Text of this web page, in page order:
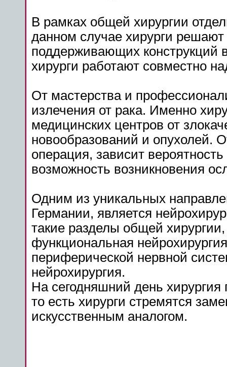
В рамках общей хирургии
данном случае хирурги
поддерживающих конструкций
хирурги работают совместно
От мастерства и
излечения от рака. Именно
медицинских центров от
новообразований и опухолей.
операция, зависит
возможность возникновения
Одним из уникальных
Германии, является
такие разделы общей хирургии,
функциональная
периферической нервной
нейрохирургия.
На сегодняшний день хирургия
то есть хирурги стремятся
искусственным аналогом.